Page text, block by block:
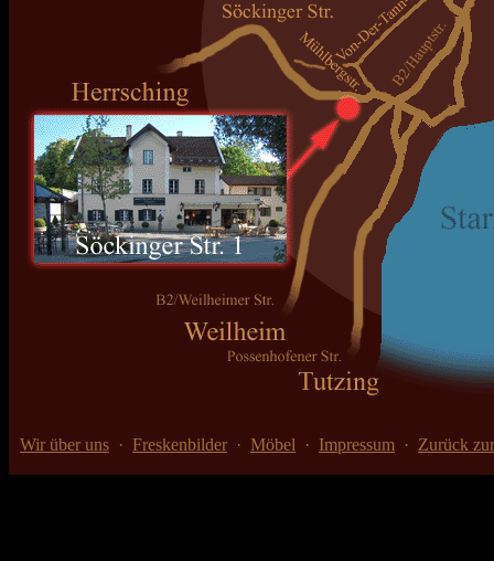
Wir über uns · Freskenbilder · Möbel · Impressum · Zurück